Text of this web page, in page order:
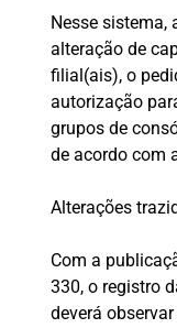
Nesse sistema,
alteração de
filial(ais), o
autorização
grupos de
de acordo com
Alterações
Com a
330, o registro
deverá